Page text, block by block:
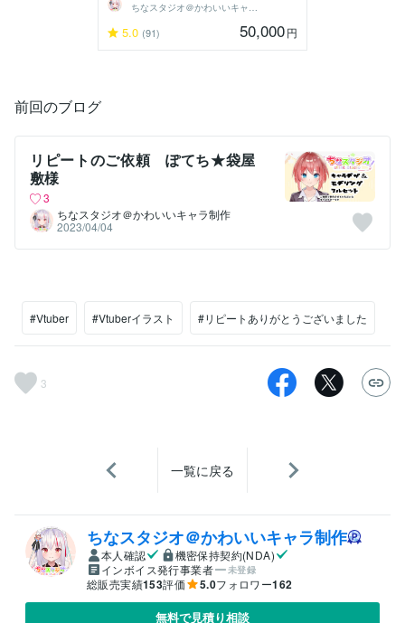
ちなスタジオ＠かわいいキャラ制作
5.0 (91) 50,000円
前回のブログ
リピートのご依頼 ぽてち★袋屋
敷様
3
ちなスタジオ＠かわいいキャラ制作
2023/04/04
#Vtuber #Vtuberイラスト #リピートありがとうございました
3
一覧に戻る
ちなスタジオ＠かわいいキャラ制作
本人確認
機密保持契約(NDA)
インボイス発行事業者
未登録
総販売実績153評価 5.0フォロワー162
無料で見積り相談